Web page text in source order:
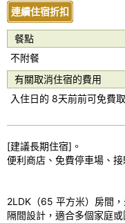
e
vi
o
u
s
連續住宿折扣
餐點
不附餐
有關取消住宿的費用
入住日的 8天前前可免費
[建議長期住宿]。
便利商店、免費停車場、
2LDK（65 平方米）房間
隔間設計，適合多個家庭或